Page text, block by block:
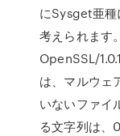
にSysget亜種
考えられます
OpenSSL/
は、マルウェ
いないファイ
る文字列は、